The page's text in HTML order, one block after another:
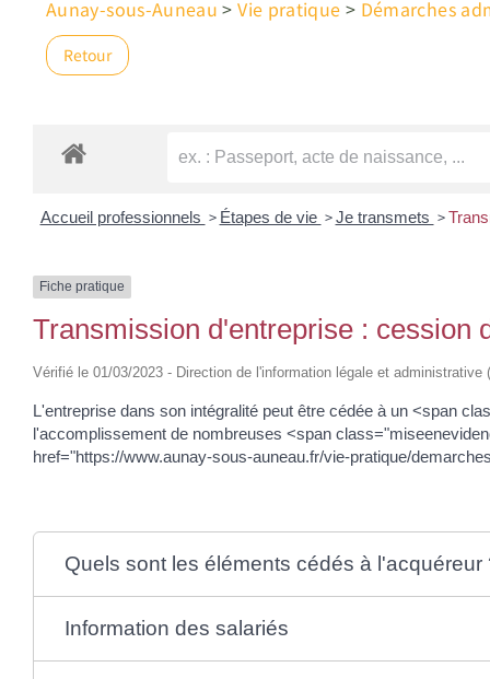
Aunay-sous-Auneau >Vie pratique > Démarches
Retour
Accueil professionnels > Étapes de vie > Je transmets >
Fiche pratique
Transmission d'entreprise : cession
Vérifié le 01/03/2023 - Direction de l'information légale et administrative
L'entreprise dans son intégralité peut être cédée à un <span
l'accomplissement de nombreuses <span
href="https://www.aunay-sous-auneau.fr/vie-pratique/
Quels sont les éléments cédés à l'acquéreur
Information des salariés